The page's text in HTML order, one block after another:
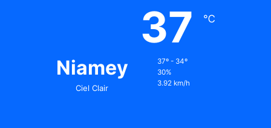
Niamey
Ciel Clair
37 ℃
37º - 34º
30%
3.92 km/h